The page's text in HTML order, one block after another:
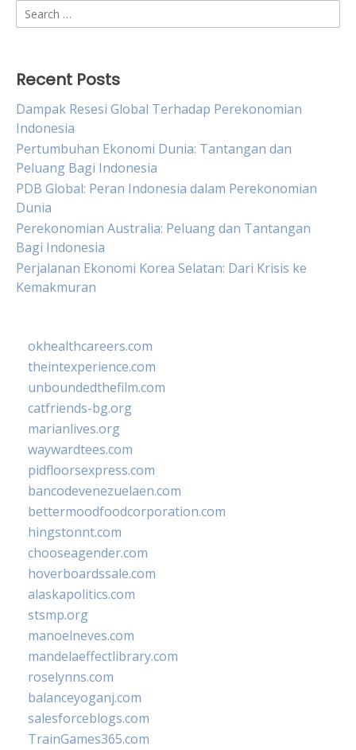
Search
for:
Recent Posts
Dampak Resesi Global Terhadap Perekonomian
Indonesia
Pertumbuhan Ekonomi Dunia: Tantangan dan
Peluang Bagi Indonesia
PDB Global: Peran Indonesia dalam Perekonomian
Dunia
Perekonomian Australia: Peluang dan Tantangan
Bagi Indonesia
Perjalanan Ekonomi Korea Selatan: Dari Krisis ke
Kemakmuran
okhealthcareers.com
theintexperience.com
unboundedthefilm.com
catfriends-bg.org
marianlives.org
waywardtees.com
pidfloorsexpress.com
bancodevenezuelaen.com
bettermoodfoodcorporation.com
hingstonnt.com
chooseagender.com
hoverboardssale.com
alaskapolitics.com
stsmp.org
manoelneves.com
mandelaeffectlibrary.com
roselynns.com
balanceyoganj.com
salesforceblogs.com
TrainGames365.com